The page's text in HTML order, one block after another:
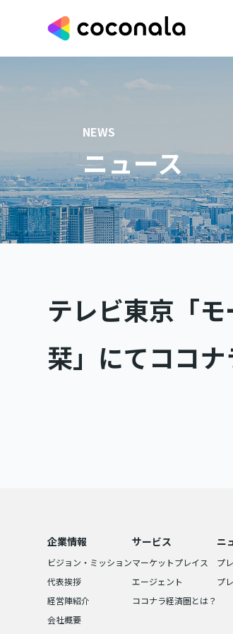
NEWS
ニュース
テレビ東京「
栞」にてココナ
企業情報
ビジョン・ミッション
代表挨拶
経営陣紹介
会社概要
サービス
マーケットプレイス
エージェント
ココナラ経済圏とは？
ニ
プ
プ